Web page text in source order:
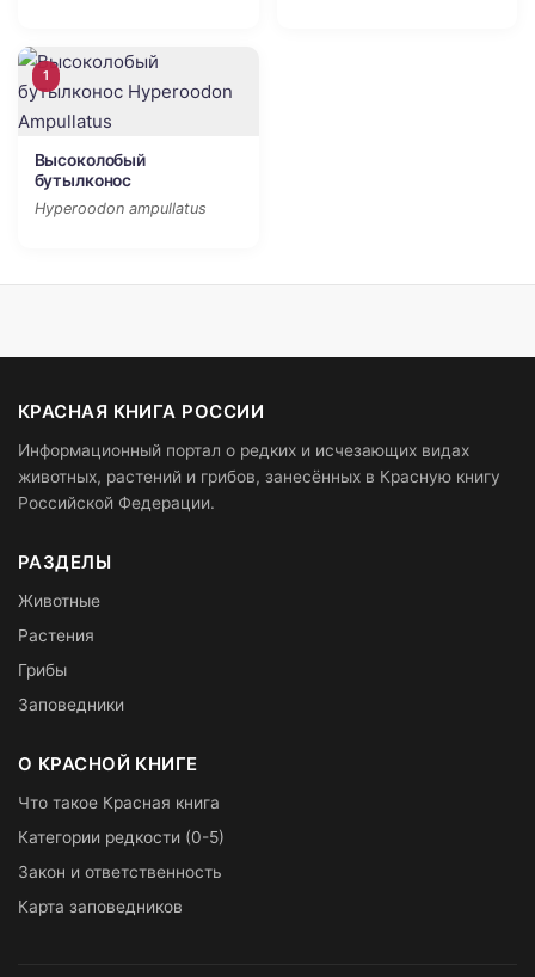
1
Высоколобый
бутылконос
Hyperoodon ampullatus
КРАСНАЯ КНИГА РОССИИ
Информационный портал о редких и исчезающих видах
животных, растений и грибов, занесённых в Красную книгу
Российской Федерации.
РАЗДЕЛЫ
Животные
Растения
Грибы
Заповедники
О КРАСНОЙ КНИГЕ
Что такое Красная книга
Категории редкости (0-5)
Закон и ответственность
Карта заповедников